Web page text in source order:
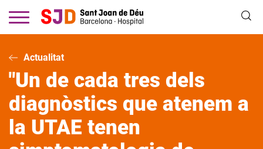
contingut
Actualitat
"Un de cada tres dels
diagnòstics que atenem a
la UTAE tenen